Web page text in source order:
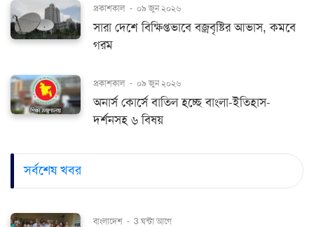
প্রকাশকাল - ০৯ জুন ২০২৬
সারা দেশে বিক্ষিপ্তভাবে বজ্রবৃষ্টির আভাস, কমবে
গরম
প্রকাশকাল - ০৯ জুন ২০২৬
অনার্স কোর্সে বাতিল হচ্ছে বাংলা-ইতিহাস-
দর্শনসহ ৬ বিষয়
সর্বশেষ খবর
বাংলাদেশ - 3 ঘন্টা আগে